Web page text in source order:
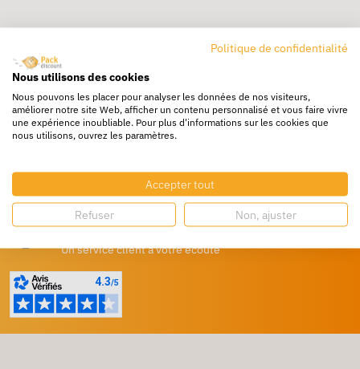
Livraison rapide
24/72h partout en europe
Livraison gratuite
Dès 250€ HT d’achat
Destockage
Profitez de prix bas toute l’année
Besoin d'aide ?
Un service client à votre écoute
Politique de confidentialité
Nous utilisons des cookies
Nous pouvons les placer pour analyser les données de nos visiteurs,
améliorer notre site Web, afficher un contenu personnalisé et vous faire vivre
une expérience inoubliable. Pour plus d'informations sur les cookies que
nous utilisons, ouvrez les paramètres.
Accepter tout
Refuser Non, ajuster